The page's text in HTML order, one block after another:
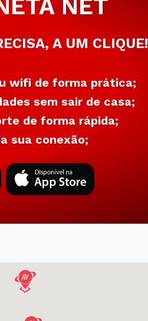
NET
A UM CLIQUE!
wifi de forma prática;
sem sair de casa;
de forma rápida;
sua conexão;